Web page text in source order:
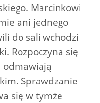
Marcinkowi
ani jednego
do sali wchodzi
Rozpoczyna się
odmawiają
Sprawdzanie
się w tymże